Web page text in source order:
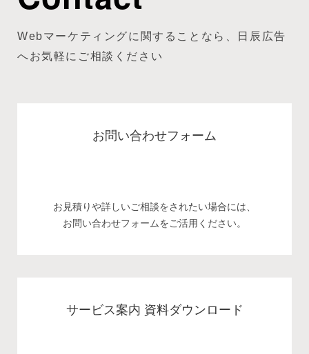
Webマーケティングに関することなら、日辰広告
へお気軽にご相談ください
お問い合わせフォーム
お見積りや詳しいご相談をされたい場合には、
お問い合わせフォームをご活用ください。
サービス案内 資料ダウンロード